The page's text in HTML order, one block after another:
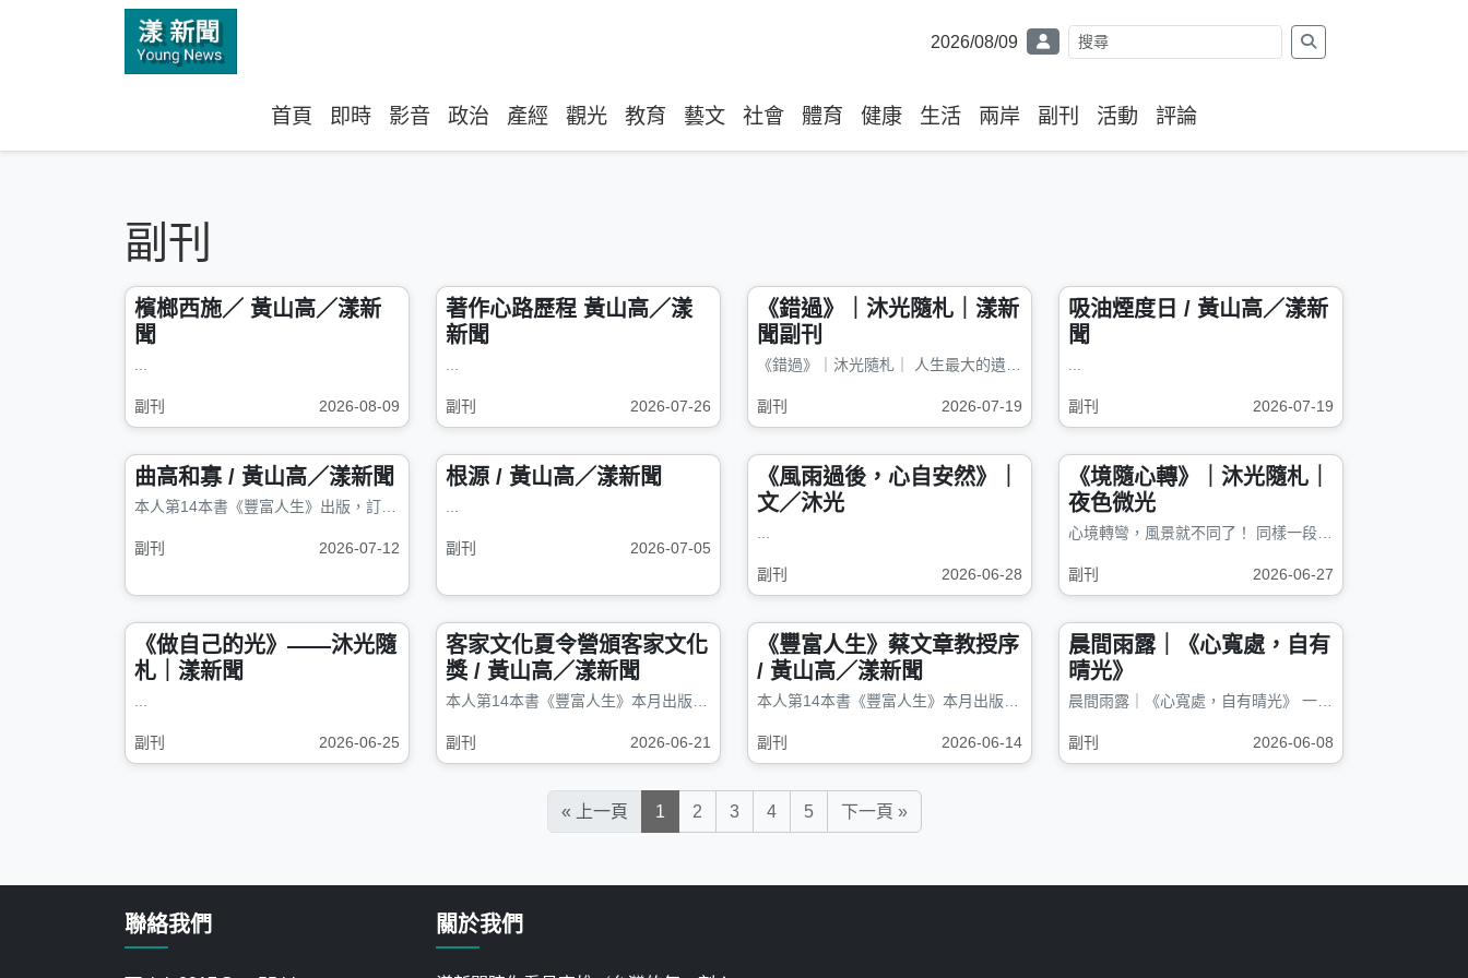
2026/08/09
首頁 即時 影音 政治 產經 觀光 教育 藝文 社會 體育 健康 生活 兩岸 副刊 活動 評論
副刊
檳榔西施／ 黃山高／漾新
聞
副刊 2026-08-09
著作心路歷程 黃山高／漾
新聞
副刊 2026-07-26
《錯過》｜沐光隨札｜漾新
聞副刊
副刊 2026-07-19
吸油煙度日 / 黃山高／漾新
聞
副刊 2026-07-19
曲高和寡 / 黃山高／漾新聞
副刊 2026-07-12
根源 / 黃山高／漾新聞
副刊 2026-07-05
《風雨過後，心自安然》｜
文／沐光
副刊 2026-06-28
《境隨心轉》｜沐光隨札｜
夜色微光
副刊 2026-06-27
《做自己的光》——沐光隨
札｜漾新聞
副刊 2026-06-25
客家文化夏令營頒客家文化
獎 / 黃山高／漾新聞
副刊 2026-06-21
《豐富人生》蔡文章教授序
/ 黃山高／漾新聞
副刊 2026-06-14
晨間雨露｜《心寬處，自有
晴光》
副刊 2026-06-08
« 上一頁 1 2 3 4 5 下一頁 »
聯絡我們 關於我們